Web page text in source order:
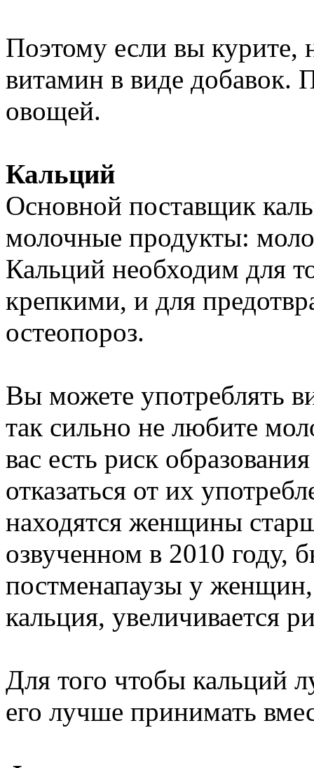
Поэтому если вы курите,
витамин в виде добавок.
овощей.
Кальций
Основной поставщик
молочные продукты:
Кальций необходим для
крепкими, и для
остеопороз.
Вы можете употреблять
так сильно не любите
вас есть риск
отказаться от их
находятся женщины
озвученном в 2010 году,
постменапаузы у
кальция, увеличивается
Для того чтобы кальций
его лучше принимать